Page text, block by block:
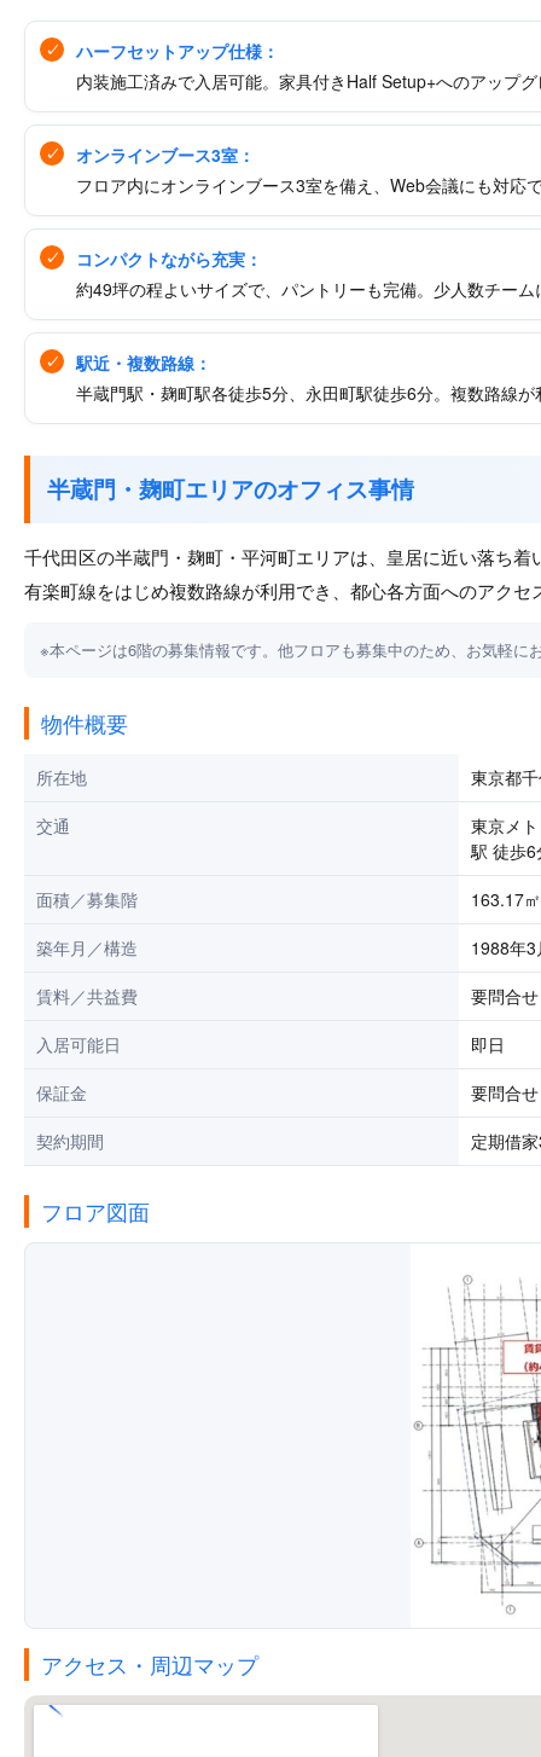
ハーフセットアップ仕様：
内装施工済みで入居可能。家具付きHalf Setup+へのアップ
オンラインブース3室：
フロア内にオンラインブース3室を備え、Web会議にも対応
コンパクトながら充実：
約49坪の程よいサイズで、パントリーも完備。少人数チー
駅近・複数路線：
半蔵門駅・麹町駅各徒歩5分、永田町駅徒歩6分。複数路線
半蔵門・麹町エリアのオフィス事情
千代田区の半蔵門・麹町・平河町エリアは、皇居に近い落ち
有楽町線をはじめ複数路線が利用でき、都心各方面へのアクセ
※本ページは6階の募集情報です。他フロアも募集中のため、お気軽に
物件概要
所在地
東京都
交通
東京メ
駅 徒歩6
面積／募集階
163.17
築年月／構造
1988年
賃料／共益費
要問合
入居可能日
即日
保証金
要問合せ
契約期間
定期借
フロア図面
アクセス・周辺マップ